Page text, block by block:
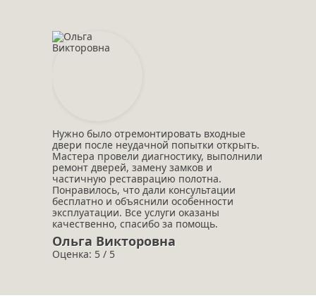
Нужно было отремонтировать входные
двери после неудачной попытки открыть.
Мастера провели диагностику, выполнили
ремонт дверей, замену замков и
частичную реставрацию полотна.
Понравилось, что дали консультации
бесплатно и объяснили особенности
эксплуатации. Все услуги оказаны
качественно, спасибо за помощь.
Ольга Викторовна
Оценка: 5 / 5